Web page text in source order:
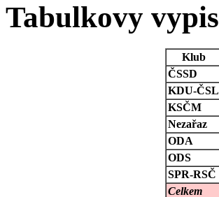
Tabulkovy vypis
Klub
ČSSD
KDU-ČSL
KSČM
Nezařaz
ODA
ODS
SPR-RSČ
Celkem